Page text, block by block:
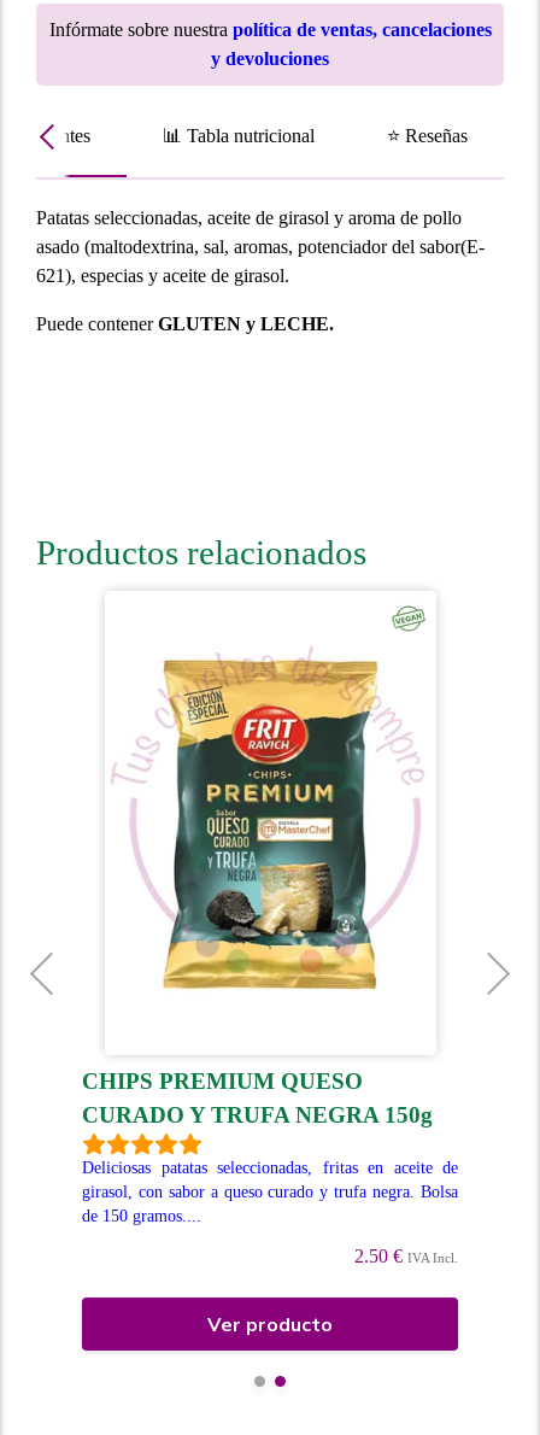
Infórmate sobre nuestra política de ventas, cancelaciones
y devoluciones
📊 Tabla nutricional ⭐ Reseñas
Patatas seleccionadas, aceite de girasol y aroma de pollo
asado (maltodextrina, sal, aromas, potenciador del sabor(E-
621), especias y aceite de girasol.
Puede contenerGLUTEN y LECHE.
Productos relacionados
CHIPS PREMIUM QUESO
CURADO Y TRUFA NEGRA 150g
Deliciosas patatas seleccionadas, fritas en aceite de
girasol, con sabor a queso curado y trufa negra. Bolsa
de 150 gramos....
2.50 € IVA Incl.
Ver producto